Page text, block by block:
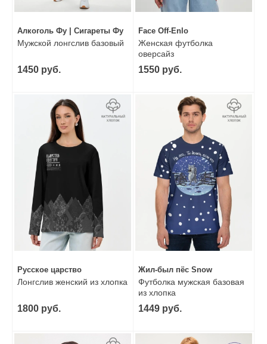
Алкоголь Фу | Сигареты Фу
Мужской лонгслив базовый
1450 руб.
Face Off-Enlo
Женская футболка
оверсайз
1550 руб.
Русское царство
Лонгслив женский из хлопка
1800 руб.
Жил-был пёс Snow
Футболка мужская базовая
из хлопка
1449 руб.